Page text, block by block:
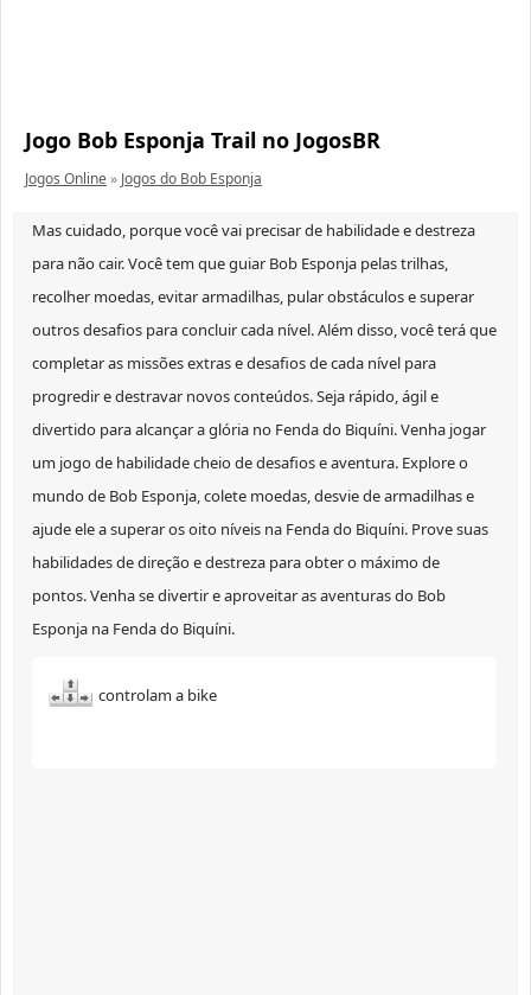
Jogo Bob Esponja Trail no JogosBR
Jogos Online» Jogos do Bob Esponja
Mas cuidado, porque você vai precisar de habilidade e destreza
para não cair. Você tem que guiar Bob Esponja pelas trilhas,
recolher moedas, evitar armadilhas, pular obstáculos e superar
outros desafios para concluir cada nível. Além disso, você terá que
completar as missões extras e desafios de cada nível para
progredir e destravar novos conteúdos. Seja rápido, ágil e
divertido para alcançar a glória no Fenda do Biquíni. Venha jogar
um jogo de habilidade cheio de desafios e aventura. Explore o
mundo de Bob Esponja, colete moedas, desvie de armadilhas e
ajude ele a superar os oito níveis na Fenda do Biquíni. Prove suas
habilidades de direção e destreza para obter o máximo de
pontos. Venha se divertir e aproveitar as aventuras do Bob
Esponja na Fenda do Biquíni.
controlam a bike